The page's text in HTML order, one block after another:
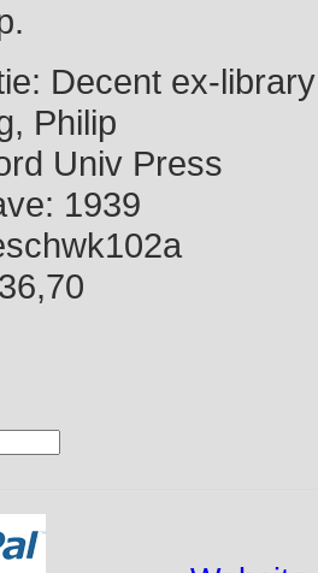
Decent ex-
Philip
Univ Press
1939